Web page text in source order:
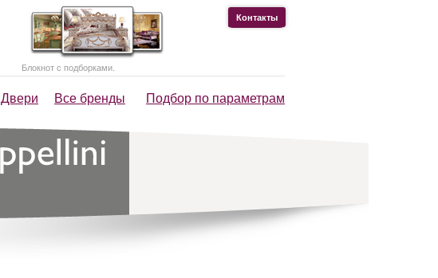
Двери Все бренды Подбор по параметрам
Контакты
Блокнот с подборками.